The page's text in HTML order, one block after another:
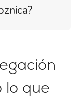
lo que